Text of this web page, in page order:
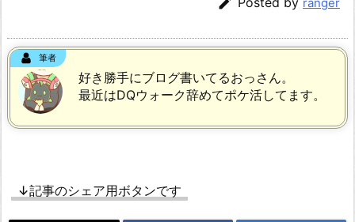
筆者
好き勝手にブログ書いてるおっさん。
最近はDQウォーク辞めてポケ活してます。
↓記事のシェア用ボタンです